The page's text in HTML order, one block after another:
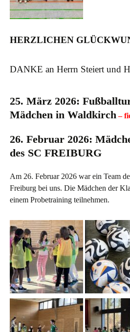
HERZLICHEN
DANKE an Herrn Steiert und
25. März 2026:
Mädchen in Waldkirch–
26. Februar 2026:
des SC FREIBURG
Am 26. Februar 2026 war ein Team
Freiburg bei uns. Die Mädchen der
einem Probetraining teilnehmen.